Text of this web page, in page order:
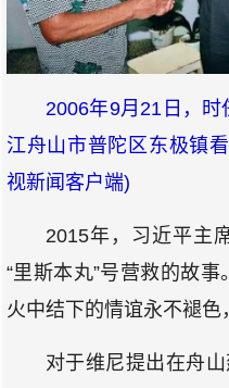
2006年9月21日，
江舟山市普陀区东极镇
视新闻客户端)
2015年，习近平主
“里斯本丸”号营救的故
火中结下的情谊永不褪色
对于维尼提出在舟